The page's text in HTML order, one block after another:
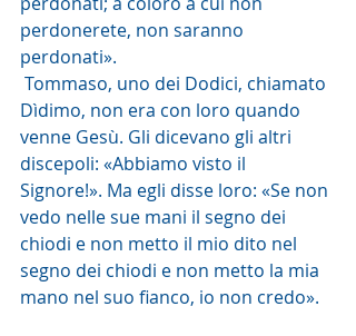
perdonerete, non saranno
perdonati».
Tommaso, uno dei Dodici, chiamato
Dìdimo, non era con loro quando
venne Gesù. Gli dicevano gli altri
discepoli: «Abbiamo visto il
Signore!». Ma egli disse loro: «Se non
vedo nelle sue mani il segno dei
chiodi e non metto il mio dito nel
segno dei chiodi e non metto la mia
mano nel suo fianco, io non credo».